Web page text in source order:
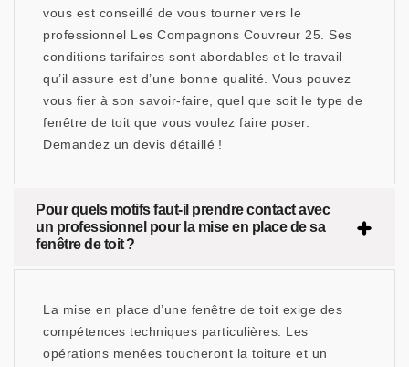
vous est conseillé de vous tourner vers le
professionnel Les Compagnons Couvreur 25. Ses
conditions tarifaires sont abordables et le travail
qu’il assure est d’une bonne qualité. Vous pouvez
vous fier à son savoir-faire, quel que soit le type de
fenêtre de toit que vous voulez faire poser.
Demandez un devis détaillé !
Pour quels motifs faut-il prendre contact avec
un professionnel pour la mise en place de sa
fenêtre de toit ?
La mise en place d’une fenêtre de toit exige des
compétences techniques particulières. Les
opérations menées toucheront la toiture et un